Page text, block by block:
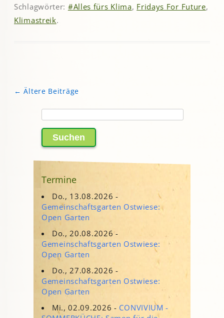
Schlagwörter: #Alles fürs Klima, Fridays For Future,
Klimastreik.
Beitragsnavigation
← Ältere Beiträge
nach:
Termine
Do., 13.08.2026 -
Gemeinschaftsgarten Ostwiese:
Open Garten
Do., 20.08.2026 -
Gemeinschaftsgarten Ostwiese:
Open Garten
Do., 27.08.2026 -
Gemeinschaftsgarten Ostwiese:
Open Garten
Mi., 02.09.2026 - CONVIVIUM -